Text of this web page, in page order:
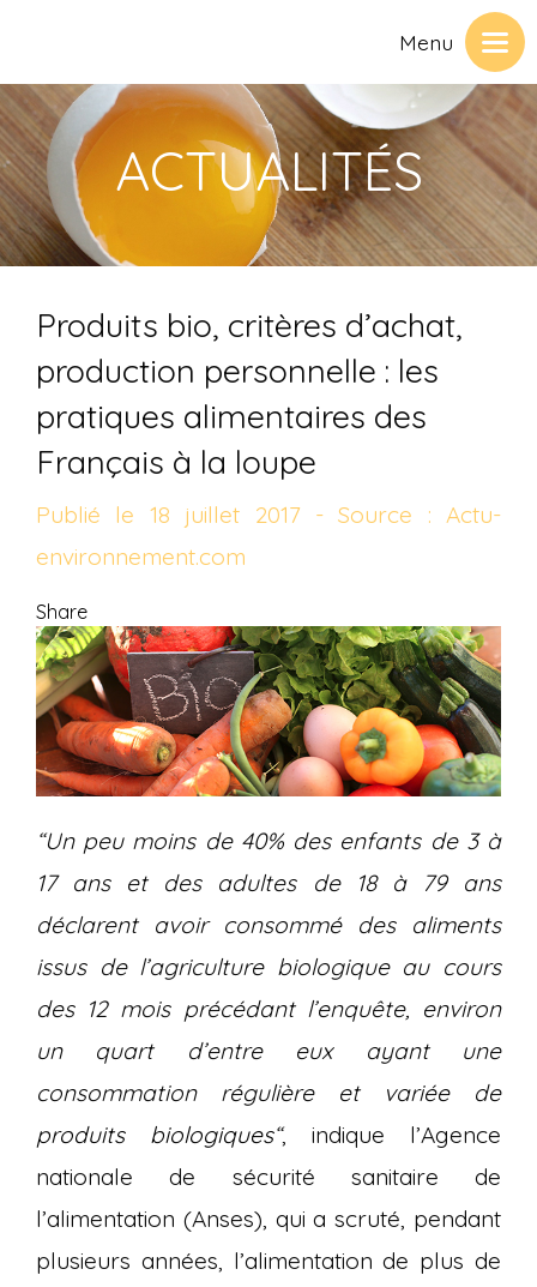
Menu
ACTUALITÉS
Produits bio, critères d’achat,
production personnelle : les
pratiques alimentaires des
Français à la loupe
Publié le 18 juillet 2017 - Source : Actu-
environnement.com
Share
“Un peu moins de 40% des enfants de 3 à
17 ans et des adultes de 18 à 79 ans
déclarent avoir consommé des aliments
issus de l’agriculture biologique au cours
des 12 mois précédant l’enquête, environ
un quart d’entre eux ayant une
consommation régulière et variée de
produits biologiques“, indique l’Agence
nationale de sécurité sanitaire de
l’alimentation (Anses), qui a scruté, pendant
plusieurs années, l’alimentation de plus de